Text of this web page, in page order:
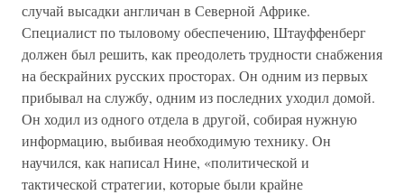
случай высадки англичан в Северной Африке.
Специалист по тыловому обеспечению, Штауффенберг
должен был решить, как преодолеть трудности снабжения
на бескрайних русских просторах. Он одним из первых
прибывал на службу, одним из последних уходил домой.
Он ходил из одного отдела в другой, собирая нужную
информацию, выбивая необходимую технику. Он
научился, как написал Нине, «политической и
тактической стратегии, которые были крайне